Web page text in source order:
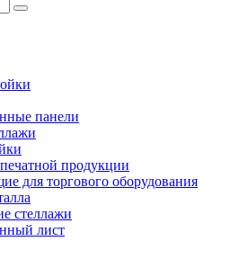
панели
продукции
для торгового оборудования
стеллажи
лист